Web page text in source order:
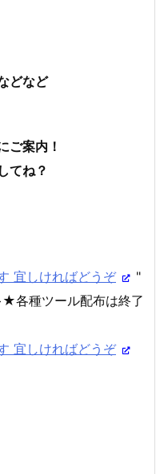
どなど
ご案内！
てね？
宜しければどうぞ
"
各種ツール配布は終了
宜しければどうぞ